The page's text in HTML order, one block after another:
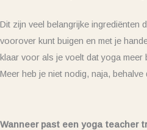
Dit zijn veel belangrijke ingrediënten
voorover kunt buigen en met je
klaar voor als je voelt dat yoga meer
Meer heb je niet nodig, naja,
Wanneer past een yoga teacher